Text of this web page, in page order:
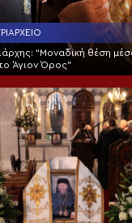
“Μοναδική θέση
Άγιον Όρος”